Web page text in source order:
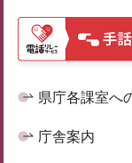
県庁各課室へ
庁舎案内